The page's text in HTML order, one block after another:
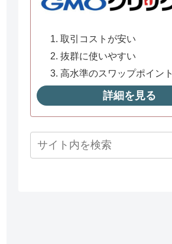
取引コストが安い
抜群に使いやすい
高水準のスワップポイント
詳細を見る